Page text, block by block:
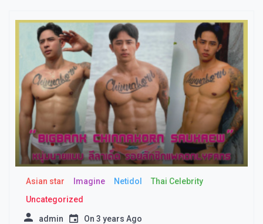
Asian star Imagine​ Netidol
Thai Celebrity
Uncategorized
admin On 3 years Ago